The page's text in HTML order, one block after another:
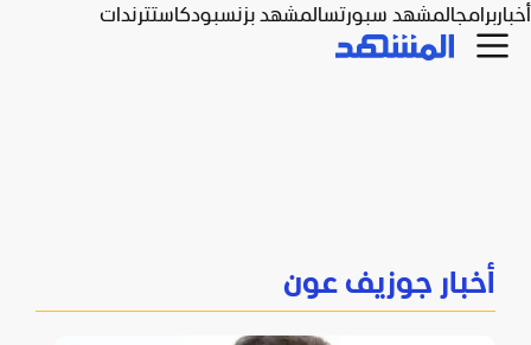
أخباربرامجالمشهد سبورتسالمشهد بزنسبودكاستترندات
أخبار جوزيف عون